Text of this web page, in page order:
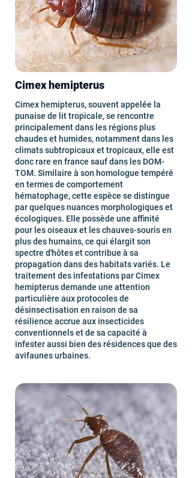
Cimex hemipterus
Cimex hemipterus, souvent appelée la
punaise de lit tropicale, se rencontre
principalement dans les régions plus
chaudes et humides, notamment dans les
climats subtropicaux et tropicaux, elle est
donc rare en france sauf dans les DOM-
TOM. Similaire à son homologue tempéré
en termes de comportement
hématophage, cette espèce se distingue
par quelques nuances morphologiques et
écologiques. Elle possède une affinité
pour les oiseaux et les chauves-souris en
plus des humains, ce qui élargit son
spectre d'hôtes et contribue à sa
propagation dans des habitats variés. Le
traitement des infestations par Cimex
hemipterus demande une attention
particulière aux protocoles de
désinsectisation en raison de sa
résilience accrue aux insecticides
conventionnels et de sa capacité à
infester aussi bien des résidences que des
avifaunes urbaines.